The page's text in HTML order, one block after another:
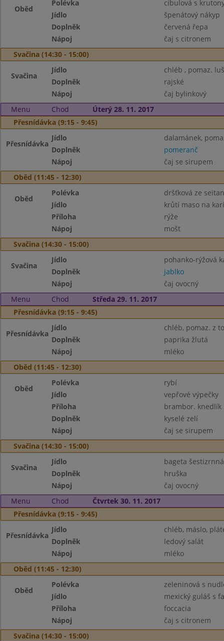
Oběd
Polévka
cibulová s
Jídlo
špenátový nákyp
Doplněk
červená řepa
Nápoj
čaj s citronem
Svačina (14:30 - 15:00)
Svačina
Jídlo
chléb , pomaz.
Doplněk
rajské
Nápoj
čaj bylinkový
Menu
Chod
Úterý 28. 11. 2017
Přesnídávka (9:15 - 9:45)
Přesnídávka
Jídlo
dalamánek,
Doplněk
pomeranč
Nápoj
čaj se sirupem
Oběd (11:45 - 12:30)
Oběd
Polévka
dršťková ze
Jídlo
krůtí maso na kari
Příloha
rýže
Nápoj
mošt
Svačina (14:30 - 15:00)
Svačina
Jídlo
pohanko-rýžová
Doplněk
jablko
Nápoj
čaj ovocný
Menu
Chod
Středa 29. 11. 2017
Přesnídávka (9:15 - 9:45)
Přesnídávka
Jídlo
chléb, pomaz. z
Doplněk
paprika žlutá
Nápoj
mléko
Oběd (11:45 - 12:30)
Oběd
Polévka
rybí
Jídlo
vepřové výpečky
Příloha
brambor. knedlík
Doplněk
kyselé zelí
Nápoj
čaj se sirupem
Svačina (14:30 - 15:00)
Svačina
Jídlo
bageta
Doplněk
hruška
Nápoj
čaj ovocný
Menu
Chod
Čtvrtek 30. 11. 2017
Přesnídávka (9:15 - 9:45)
Přesnídávka
Jídlo
chléb, máslo,
Doplněk
ledový salát
Nápoj
mléko
Oběd (11:45 - 12:30)
Oběd
Polévka
zeleninová s
Jídlo
mexický guláš s
Příloha
foccacia
Nápoj
čaj s citronem
Svačina (14:30 - 15:00)